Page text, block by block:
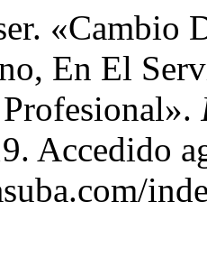
«Cambio
En El
Accedido